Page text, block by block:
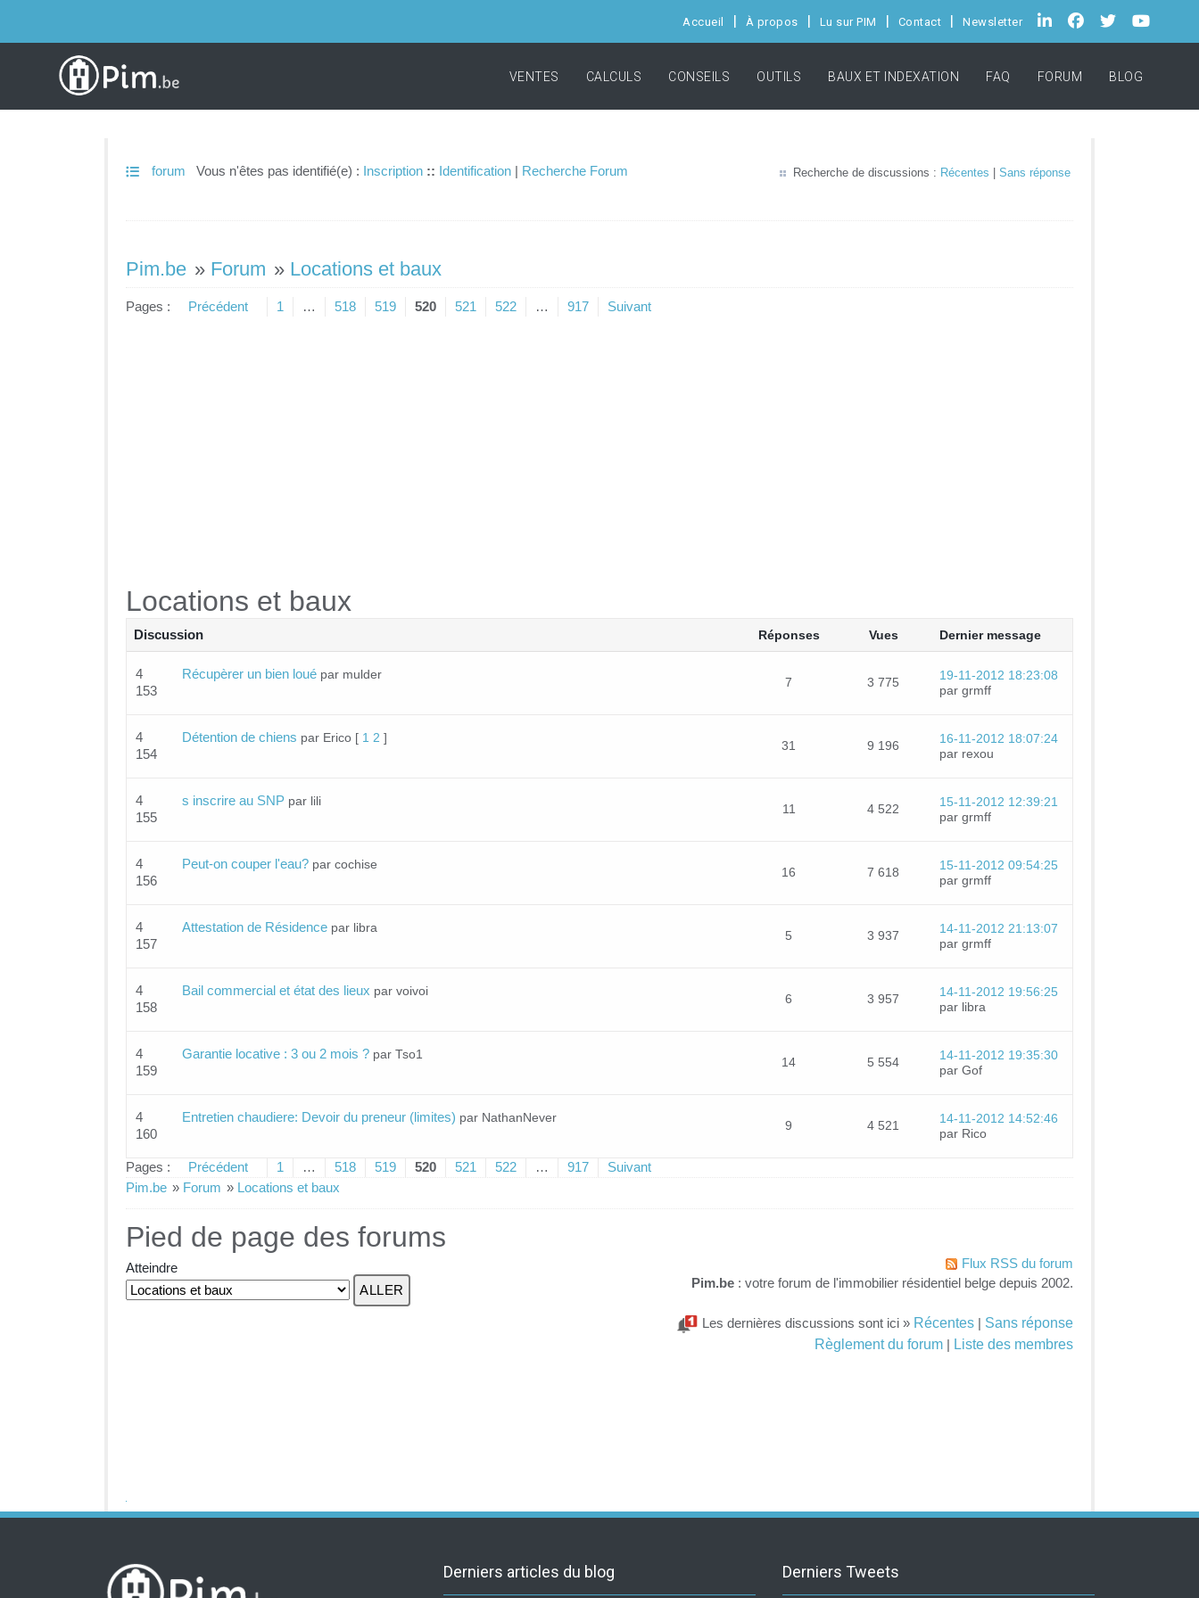
Accueil À propos Lu sur PIM Contact Newsletter
VENTES CALCULS CONSEILS OUTILS BAUX ET INDEXATION FAQ FORUM BLOG
forum Vous n'êtes pas identifié(e) : Inscription :: Identification | Recherche Forum Recherche de discussions : Récentes Sans réponse
Pim.be » Forum » Locations et baux
Pages : Précédent 1 … 518 519 520 521 522 … 917 Suivant
Locations et baux
Discussion Réponses Vues Dernier message
4
153
Récupèrer un bien loué par mulder
7 3 775
19-11-2012 18:23:08
par grmff
4
154
Détention de chiens par Erico [ 1 2 ]
31 9 196
16-11-2012 18:07:24
par rexou
4
155
s inscrire au SNP par lili
11 4 522
15-11-2012 12:39:21
par grmff
4
156
Peut-on couper l'eau? par cochise
16 7 618
15-11-2012 09:54:25
par grmff
4
157
Attestation de Résidence par libra
5 3 937
14-11-2012 21:13:07
par grmff
4
158
Bail commercial et état des lieux par voivoi
6 3 957
14-11-2012 19:56:25
par libra
4
159
Garantie locative : 3 ou 2 mois ? par Tso1
14 5 554
14-11-2012 19:35:30
par Gof
4
160
Entretien chaudiere: Devoir du preneur (limites) par NathanNever
9 4 521
14-11-2012 14:52:46
par Rico
Pages : Précédent 1 … 518 519 520 521 522 … 917
Suivant
Pim.be » Forum » Locations et baux
Pied de page des forums
Atteindre
Flux RSS du forum
Pim.be : votre forum de l'immobilier résidentiel belge depuis 2002.
Les dernières discussions sont ici » Récentes | Sans réponse
Règlement du forum | Liste des membres
Derniers articles du blog Derniers Tweets